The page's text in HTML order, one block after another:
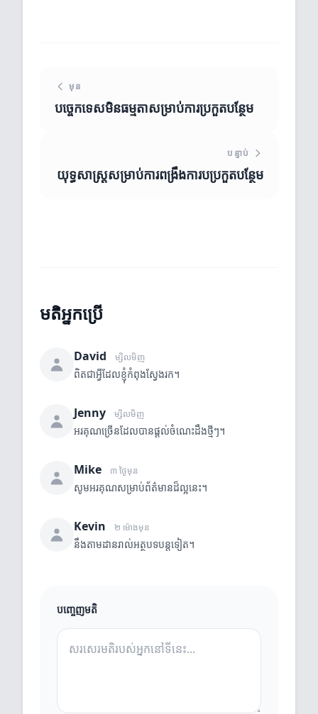
មុន
បច្ចេកទេសមិនធម្មតាសម្រាប់ការប្រកួតបន្ថែម
បន្ទាប់
យុទ្ធសាស្ត្រសម្រាប់ការពង្រឹងការបប្រកួតបន្ថែម
មតិអ្នកប្រើ
David ម្សិលមិញ
ពិតជាអ្វីដែលខ្ញុំកំពុងស្វែងរក។
Jenny ម្សិលមិញ
អរគុណច្រើនដែលបានផ្តល់ចំណេះដឹងថ្មីៗ។
Mike ៣ ថ្ងៃមុន
សូមអរគុណសម្រាប់ព័ត៌មានដ៏ល្អនេះ។
Kevin ២ ម៉ោងមុន
នឹងតាមដានរាល់អត្ថបទបន្តទៀត។
បញ្ចេញមតិ